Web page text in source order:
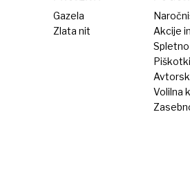
Gazela
Zlata nit
Akcije
Piškotki
Volilna